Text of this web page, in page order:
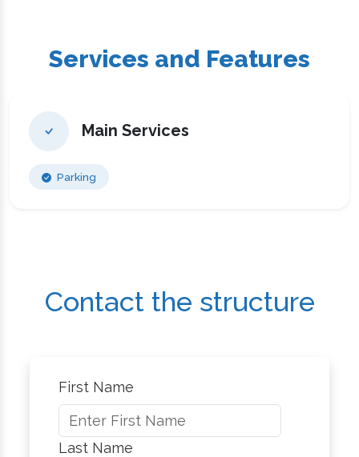
Services and Features
Main Services
Parking
Contact the structure
First Name
Last Name